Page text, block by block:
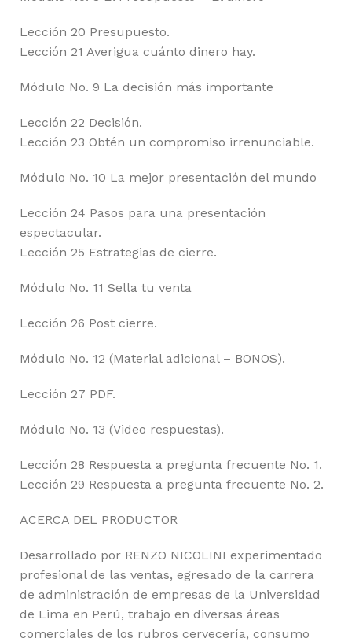
Lección 20 Presupuesto.
Lección 21 Averigua cuánto dinero hay.
Módulo No. 9 La decisión más importante
Lección 22 Decisión.
Lección 23 Obtén un compromiso irrenunciable.
Módulo No. 10 La mejor presentación del mundo
Lección 24 Pasos para una presentación
espectacular.
Lección 25 Estrategias de cierre.
Módulo No. 11 Sella tu venta
Lección 26 Post cierre.
Módulo No. 12 (Material adicional – BONOS).
Lección 27 PDF.
Módulo No. 13 (Video respuestas).
Lección 28 Respuesta a pregunta frecuente No. 1.
Lección 29 Respuesta a pregunta frecuente No. 2.
ACERCA DEL PRODUCTOR
Desarrollado por RENZO NICOLINI experimentado
profesional de las ventas, egresado de la carrera
de administración de empresas de la Universidad
de Lima en Perú, trabajo en diversas áreas
comerciales de los rubros cervecería, consumo